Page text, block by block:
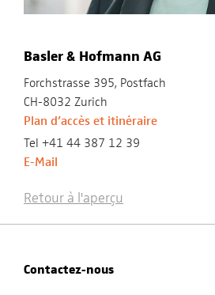
Basler & Hofmann AG
Forchstrasse 395, Postfach
CH-8032 Zurich
Plan d’accès et itinéraire
Tel +41 44 387 12 39
E-Mail
Retour à l'aperçu
Contactez-nous